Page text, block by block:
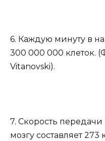
6. Каждую минуту в
300 000 000 клеток.
Vitanovski).
7. Скорость
мозгу составляет 273